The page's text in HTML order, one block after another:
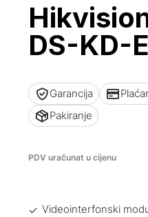
DS-KD-E
Garancija
Pakiranje
PDV uračunat u cijenu
Videointerfonski